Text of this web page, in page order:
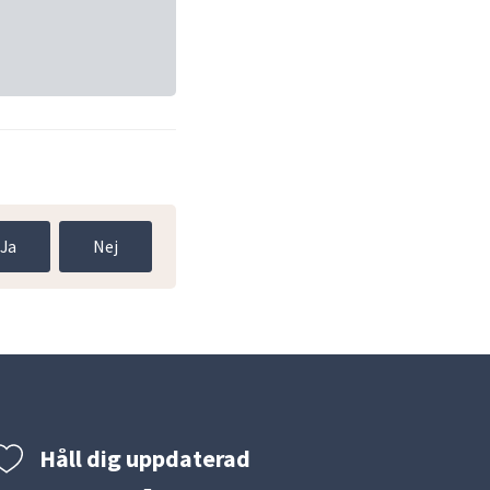
Ja Nej
Håll dig uppdaterad